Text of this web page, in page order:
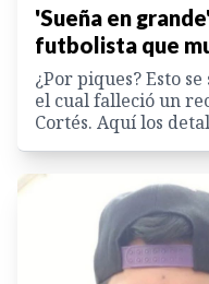
'Sueña en
futbolista que
¿Por piques? Esto
el cual falleció un
Cortés. Aquí los